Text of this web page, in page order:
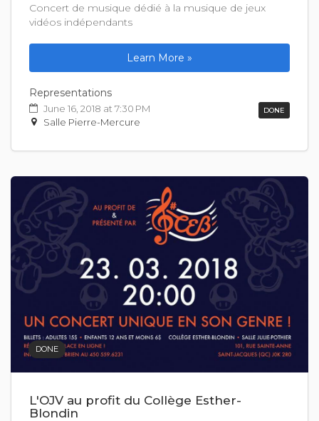
Concert de musique dédié à la musique de jeux
vidéos indépendants
Learn More »
Representations
June 16, 2018 at 7:30 PM DONE
Salle Pierre-Mercure
DONE
L'OJV au profit du Collège Esther-
Blondin